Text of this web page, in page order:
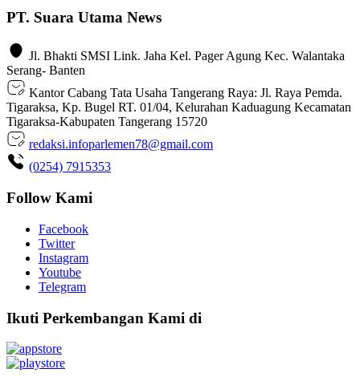
PT. Suara Utama News
Jl. Bhakti SMSI Link. Jaha Kel. Pager Agung Kec. Walantaka
Serang- Banten
Kantor Cabang Tata Usaha Tangerang Raya: Jl. Raya Pemda.
Tigaraksa, Kp. Bugel RT. 01/04, Kelurahan Kaduagung Kecamatan
Tigaraksa-Kabupaten Tangerang 15720
redaksi.infoparlemen78@gmail.com
(0254) 7915353
Follow Kami
Facebook
Twitter
Instagram
Youtube
Telegram
Ikuti Perkembangan Kami di